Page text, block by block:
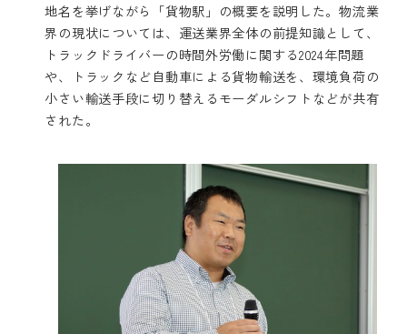
地名を挙げながら「貨物駅」の概要を説明した。物流業
界の現状については、運送業界全体の前提知識として、
トラックドライバーの時間外労働に関する2024年問題
や、トラックなど自動車による貨物輸送を、環境負荷の
小さい輸送手段に切り替えるモーダルシフトなどが共有
された。